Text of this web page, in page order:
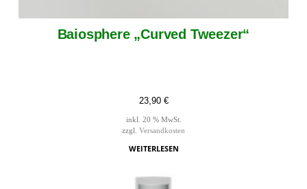
Baiosphere „Curved Tweezer“
23,90 €
inkl. 20 % MwSt.
zzgl. Versandkosten
WEITERLESEN